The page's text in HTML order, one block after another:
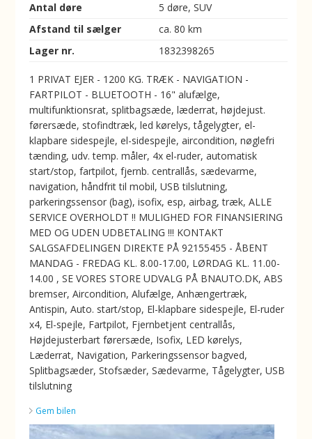
Antal døre
5 døre, SUV
Afstand til sælger
ca. 80 km
Lager nr.
1832398265
1 PRIVAT EJER - 1200 KG. TRÆK - NAVIGATION -
FARTPILOT - BLUETOOTH - 16" alufælge,
multifunktionsrat, splitbagsæde, læderrat, højdejust.
førersæde, stofindtræk, led kørelys, tågelygter, el-
klapbare sidespejle, el-sidespejle, aircondition, nøglefri
tænding, udv. temp. måler, 4x el-ruder, automatisk
start/stop, fartpilot, fjernb. centrallås, sædevarme,
navigation, håndfrit til mobil, USB tilslutning,
parkeringssensor (bag), isofix, esp, airbag, træk, ALLE
SERVICE OVERHOLDT !! MULIGHED FOR FINANSIERING
MED OG UDEN UDBETALING !!! KONTAKT
SALGSAFDELINGEN DIREKTE PÅ 92155455 - ÅBENT
MANDAG - FREDAG KL. 8.00-17.00, LØRDAG KL. 11.00-
14.00 , SE VORES STORE UDVALG PÅ BNAUTO.DK, ABS
bremser, Aircondition, Alufælge, Anhængertræk,
Antispin, Auto. start/stop, El-klapbare sidespejle, El-ruder
x4, El-spejle, Fartpilot, Fjernbetjent centrallås,
Højdejusterbart førersæde, Isofix, LED kørelys,
Læderrat, Navigation, Parkeringssensor bagved,
Splitbagsæder, Stofsæder, Sædevarme, Tågelygter, USB
tilslutning
Gem bilen